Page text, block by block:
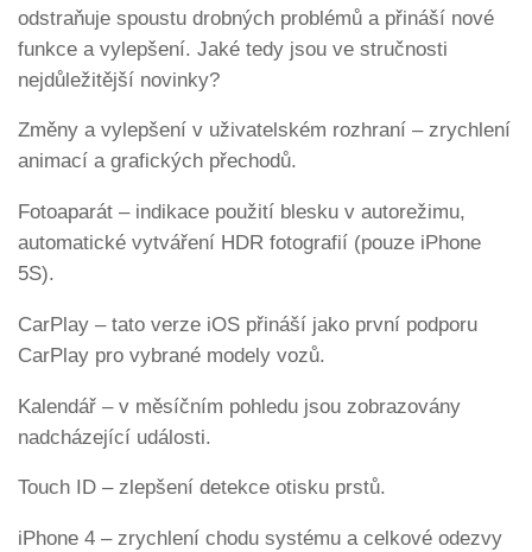
odstraňuje spoustu drobných problémů a přináší nové
funkce a vylepšení. Jaké tedy jsou ve stručnosti
nejdůležitější novinky?
Změny a vylepšení v uživatelském rozhraní – zrychlení
animací a grafických přechodů.
Fotoaparát – indikace použití blesku v autorežimu,
automatické vytváření HDR fotografií (pouze iPhone
5S).
CarPlay – tato verze iOS přináší jako první podporu
CarPlay pro vybrané modely vozů.
Kalendář – v měsíčním pohledu jsou zobrazovány
nadcházející události.
Touch ID – zlepšení detekce otisku prstů.
iPhone 4 – zrychlení chodu systému a celkové odezvy